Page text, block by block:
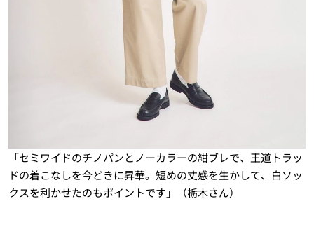
「セミワイドのチノパンとノーカラーの紺ブレで、王道トラッ
ドの着こなしを今どきに昇華。短めの丈感を生かして、白ソッ
クスを利かせたのもポイントです」（栃木さん）